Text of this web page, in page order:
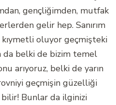
gençliğimden, mutfak
gelir hep. Sanırım
oluyor geçmişteki
belki de bizim temel
arıyoruz, belki de yarın
geçmişin güzelliği
bilir! Bunlar da ilginizi